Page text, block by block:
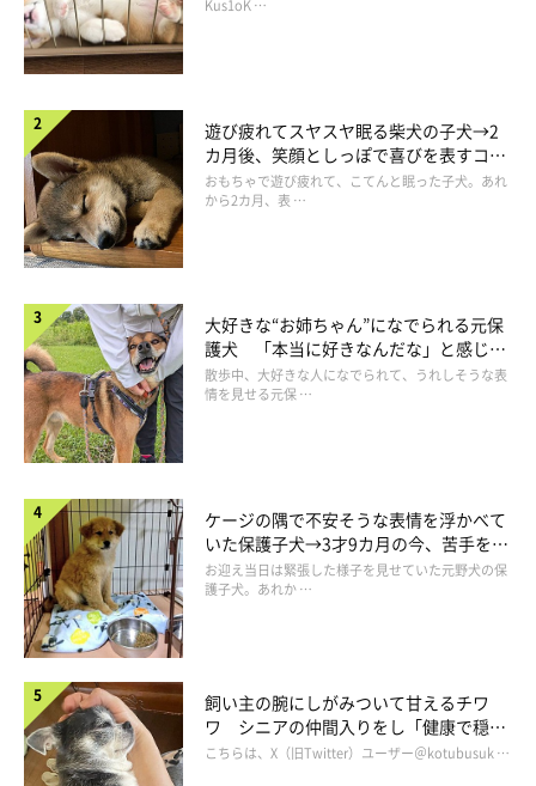
食べ物絡みでウソをつくことアリ！？
長！
Kus1oK …
遊び疲れてスヤスヤ眠る柴犬の子犬→2
カ月後、笑顔としっぽで喜びを表すコに
成長！
おもちゃで遊び疲れて、こてんと眠った子犬。あれ
から2カ月、表 …
大好きな“お姉ちゃん”になでられる元保
護犬 「本当に好きなんだな」と感じる
表情にほっこり
散歩中、大好きな人になでられて、うれしそうな表
情を見せる元保 …
ケージの隅で不安そうな表情を浮かべて
いた保護子犬→3才9カ月の今、苦手を克
服し頼もしいコに成長！
お迎え当日は緊張した様子を見せていた元野犬の保
護子犬。あれか …
飼い主の腕にしがみついて甘えるチワ
ワ シニアの仲間入りをし「健康で穏や
かな暮らしが続いてほしい」と願う
こちらは、X（旧Twitter）ユーザー＠kotubusuk …